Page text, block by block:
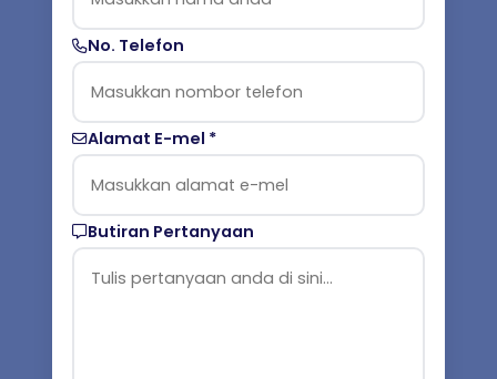
No. Telefon
Alamat E-mel *
Butiran Pertanyaan